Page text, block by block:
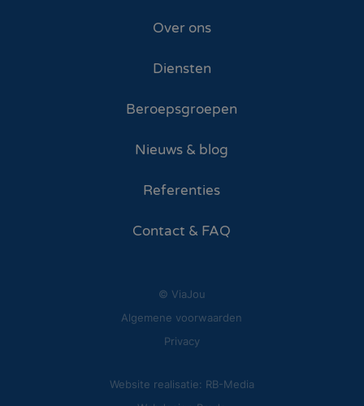
Over ons
Diensten
Beroepsgroepen
Nieuws & blog
Referenties
Contact & FAQ
© ViaJou
Algemene voorwaarden
Privacy
Website realisatie: RB-Media